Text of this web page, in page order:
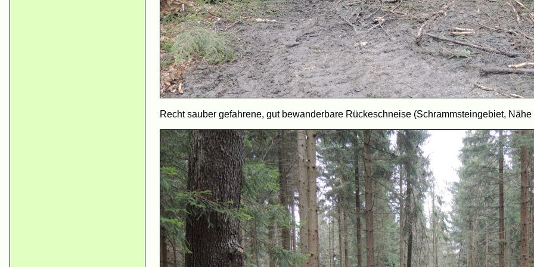
Recht sauber gefahrene, gut bewanderbare Rückeschneise (Schrammsteingebiet,